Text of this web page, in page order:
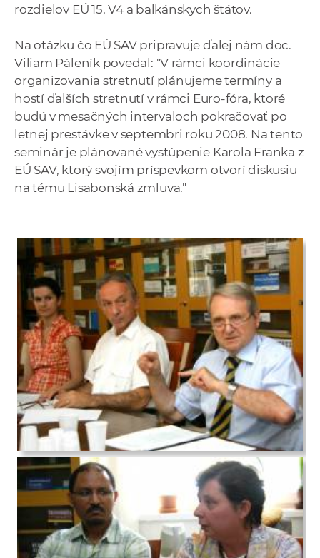
rozdielov EÚ 15, V4 a balkánskych štátov.
Na otázku čo EÚ SAV pripravuje ďalej nám doc.
Viliam Páleník povedal: "V rámci koordinácie
organizovania stretnutí plánujeme termíny a
hostí ďalších stretnutí v rámci Euro-fóra, ktoré
budú v mesačných intervaloch pokračovať po
letnej prestávke v septembri roku 2008. Na tento
seminár je plánované vystúpenie Karola Franka z
EÚ SAV, ktorý svojím príspevkom otvorí diskusiu
na tému Lisabonská zmluva."